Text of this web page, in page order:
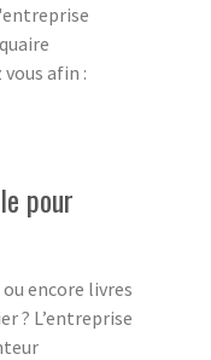
afin :
pour
encore livres
? L’entreprise